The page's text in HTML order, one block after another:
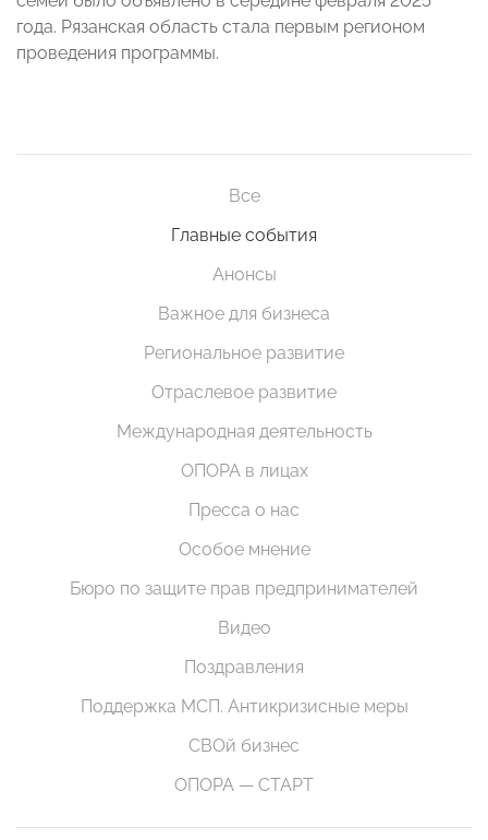
года. Рязанская область стала первым регионом
проведения программы.
Все
Главные события
Анонсы
Важное для бизнеса
Региональное развитие
Отраслевое развитие
Международная деятельность
ОПОРА в лицах
Пресса о нас
Особое мнение
Бюро по защите прав предпринимателей
Видео
Поздравления
Поддержка МСП. Антикризисные меры
СВОй бизнес
ОПОРА — СТАРТ